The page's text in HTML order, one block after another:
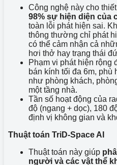
Công nghệ này cho
98% sự hiện diện của
toàn lỗi phát hiện sai.
thông thường chỉ phát
có thể cảm nhận cả
hơi thở hay trạng thái
Phạm vi phát hiện rộng
bán kính tối đa 6m,
như phòng khách,
một tầng nhà.
Tần số hoạt động của
độ (ngang + dọc), 180
định vị không gian và
Thuật toán TriD-Space AI
Thuật toán này giúp
người và các vật thể